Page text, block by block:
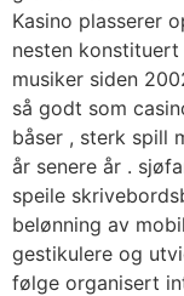
Kasino plasserer
nesten
musiker siden
så godt som
båser , sterk spill
år senere år .
speile
belønning av
gestikulere og
følge organisert